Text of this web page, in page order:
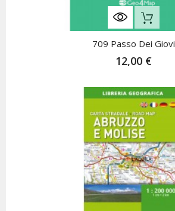
709 Passo Dei Giovi
12,00 €